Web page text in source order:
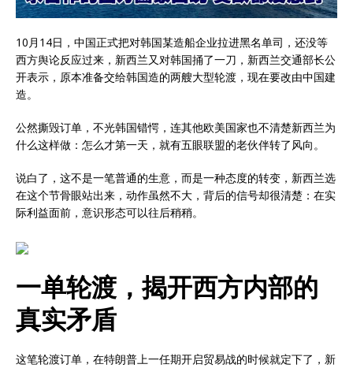
10月14日，中国正式把对韩国某造船企业拉进黑名单司，还没等
西方舆论反应过来，新西兰又对韩国捅了一刀，新西兰交通部长公
开表示，原本准备交给韩国造的两艘大型轮渡，现在要改由中国建
造。
公然撕毁订单，不光韩国错愕，连其他欧美国家也不清楚新西兰为
什么这样做：怎么才第一天，就有五眼联盟的老伙伴转了风向。
说白了，这不是一笔普通的生意，而是一种态度的转变，新西兰选
在这个节骨眼站出来，动作虽然不大，背后的信号却很清楚：在实
际利益面前，意识形态可以往后稍稍。
一单轮渡，揭开西方内部的
真实矛盾
这笔轮渡订单，在特朗普上一任期开启贸易战的时候就定下了，新